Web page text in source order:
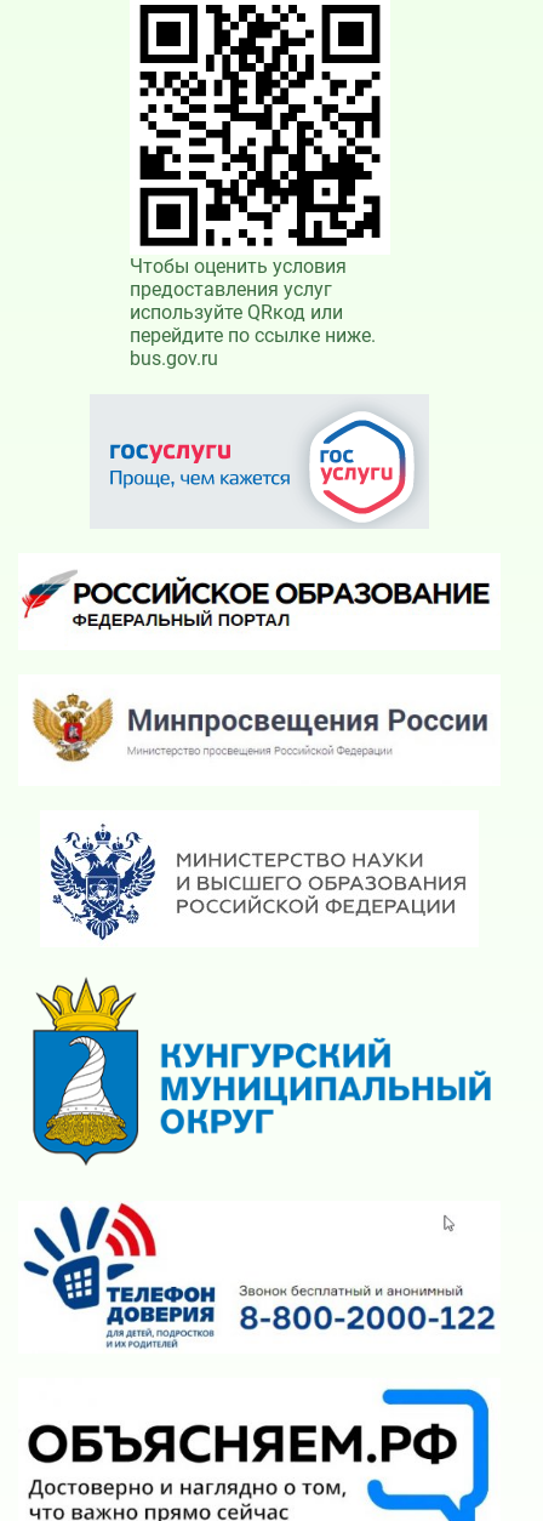
Чтобы оценить условия
предоставления услуг
используйте QRкод или
перейдите по ссылке ниже.
bus.gov.ru